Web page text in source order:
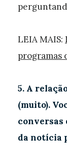
LEIA MAIS:
programas
5. A
(muito).
conversas
da notícia